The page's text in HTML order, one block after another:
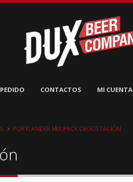
CONTACTOS MI CUENTA
PORTLANDER MIX PACK DEGUSTACIÓN